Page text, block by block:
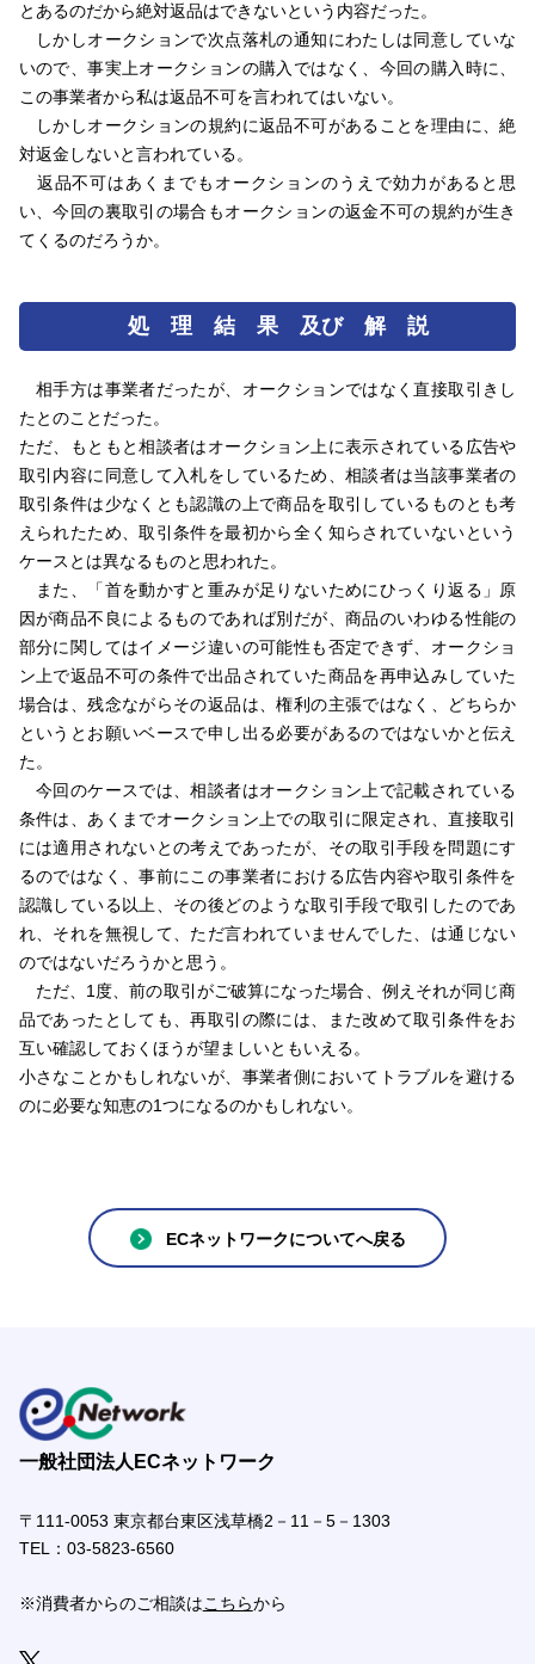
とあるのだから絶対返品はできないという内容だった。
しかしオークションで次点落札の通知にわたしは同意していな
いので、事実上オークションの購入ではなく、今回の購入時に、
この事業者から私は返品不可を言われてはいない。
しかしオークションの規約に返品不可があることを理由に、絶
対返金しないと言われている。
返品不可はあくまでもオークションのうえで効力があると思
い、今回の裏取引の場合もオークションの返金不可の規約が生き
てくるのだろうか。
処 理 結 果 及び 解 説
相手方は事業者だったが、オークションではなく直接取引きし
たとのことだった。
ただ、もともと相談者はオークション上に表示されている広告や
取引内容に同意して入札をしているため、相談者は当該事業者の
取引条件は少なくとも認識の上で商品を取引しているものとも考
えられたため、取引条件を最初から全く知らされていないという
ケースとは異なるものと思われた。
また、「首を動かすと重みが足りないためにひっくり返る」原
因が商品不良によるものであれば別だが、商品のいわゆる性能の
部分に関してはイメージ違いの可能性も否定できず、オークショ
ン上で返品不可の条件で出品されていた商品を再申込みしていた
場合は、残念ながらその返品は、権利の主張ではなく、どちらか
というとお願いベースで申し出る必要があるのではないかと伝え
た。
今回のケースでは、相談者はオークション上で記載されている
条件は、あくまでオークション上での取引に限定され、直接取引
には適用されないとの考えであったが、その取引手段を問題にす
るのではなく、事前にこの事業者における広告内容や取引条件を
認識している以上、その後どのような取引手段で取引したのであ
れ、それを無視して、ただ言われていませんでした、は通じない
のではないだろうかと思う。
ただ、1度、前の取引がご破算になった場合、例えそれが同じ商
品であったとしても、再取引の際には、また改めて取引条件をお
互い確認しておくほうが望ましいともいえる。
小さなことかもしれないが、事業者側においてトラブルを避ける
のに必要な知恵の1つになるのかもしれない。
ECネットワークについてへ戻る
一般社団法人ECネットワーク
〒111-0053 東京都台東区浅草橋2－11－5－1303
TEL： 03-5823-6560
※消費者からのご相談はこちらから